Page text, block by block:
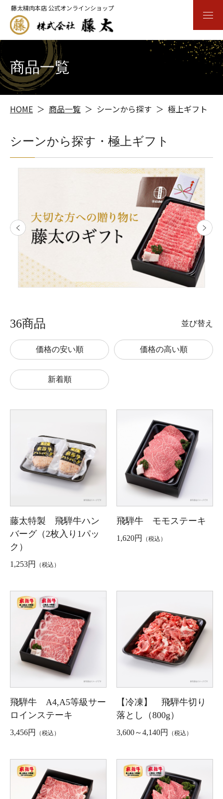
藤太精肉本店 公式オンラインショップ
商品一覧
HOME 商品一覧 シーンから探す 極上ギフト
シーンから探す・極上ギフト
36商品 並び替え
価格の安い順 価格の高い順
新着順
藤太特製 飛騨牛ハン
バーグ（2枚入り1パッ
ク）
1,253円 （税込）
飛騨牛 モモステーキ
1,620円 （税込）
飛騨牛 A4,A5等級サー
ロインステーキ
3,456円 （税込）
【冷凍】 飛騨牛切り
落とし（800g）
3,600～4,140円 （税込）